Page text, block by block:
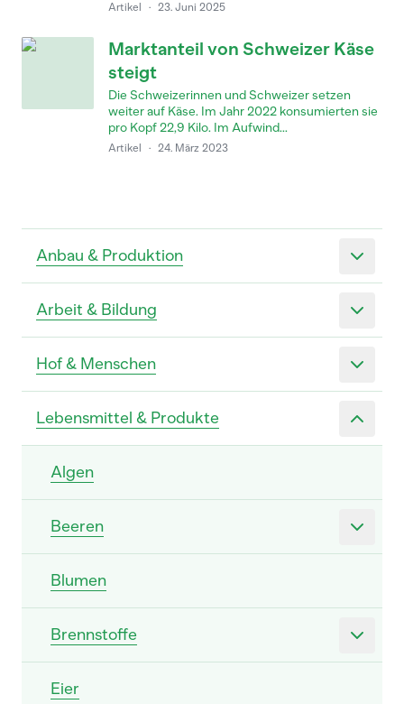
Anbau & Produktion
Arbeit & Bildung
Hof & Menschen
Lebensmittel & Produkte
Algen
Beeren
Blumen
Brennstoffe
Eier
Artikel · 23. Juni 2025
Marktanteil von Schweizer Käse
steigt
Die Schweizerinnen und Schweizer setzen
weiter auf Käse. Im Jahr 2022 konsumierten sie
pro Kopf 22,9 Kilo. Im Aufwind...
Artikel · 24. März 2023